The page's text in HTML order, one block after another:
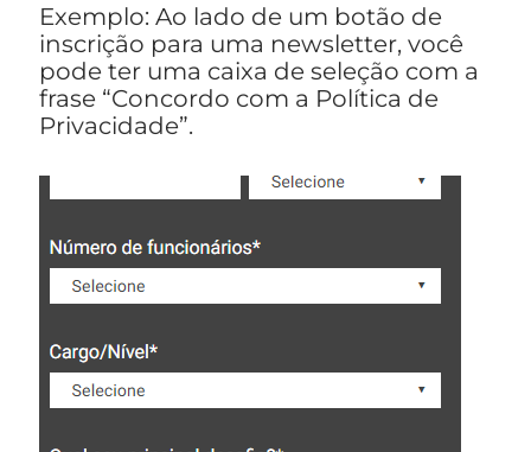
Exemplo: Ao lado de um botão de
inscrição para uma newsletter, você
pode ter uma caixa de seleção com a
frase “Concordo com a Política de
Privacidade”.